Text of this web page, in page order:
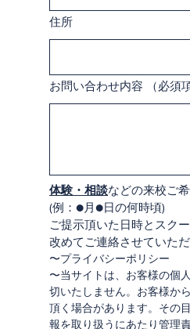
住所
お問い合わせ内容 （必須
体験・相談などの来校ご
(例：●月●日の何時頃)
ご提示頂いた日時とスク
改めてご連絡させていただ
〜プライバシーポリシー
〜当サイトは、お客様の個
切いたしません。お客様か
頂く場合があります。その
報を取り扱うにあたり管理